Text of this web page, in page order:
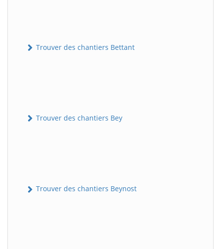
Trouver des chantiers Bettant
Trouver des chantiers Bey
Trouver des chantiers Beynost